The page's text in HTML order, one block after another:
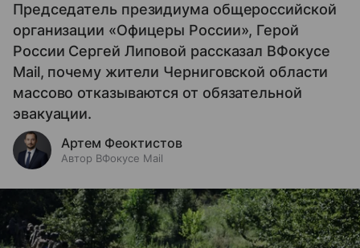
Председатель президиума общероссийской
организации «Офицеры России», Герой
России Сергей Липовой рассказал ВФокусе
Mail, почему жители Черниговской области
массово отказываются от обязательной
эвакуации.
Артем Феоктистов
Автор ВФокусе Mail